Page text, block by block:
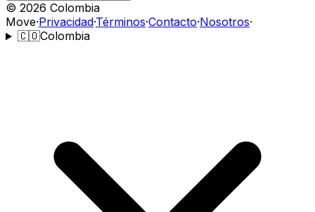
© 2026 Colombia
Move·Privacidad·Términos·Contacto·Nosotros·
🇨🇴Colombia